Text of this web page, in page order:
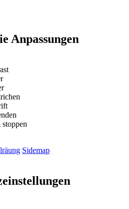
Anpassungen
Sidemap